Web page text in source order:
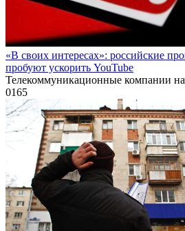
«В своих интересах»: российские
пробуют ускорить YouTube
Телекоммуникационные компании
0165